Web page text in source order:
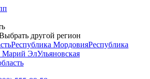
другой регион
Республика МордовияРеспублика
Марий ЭлУльяновская